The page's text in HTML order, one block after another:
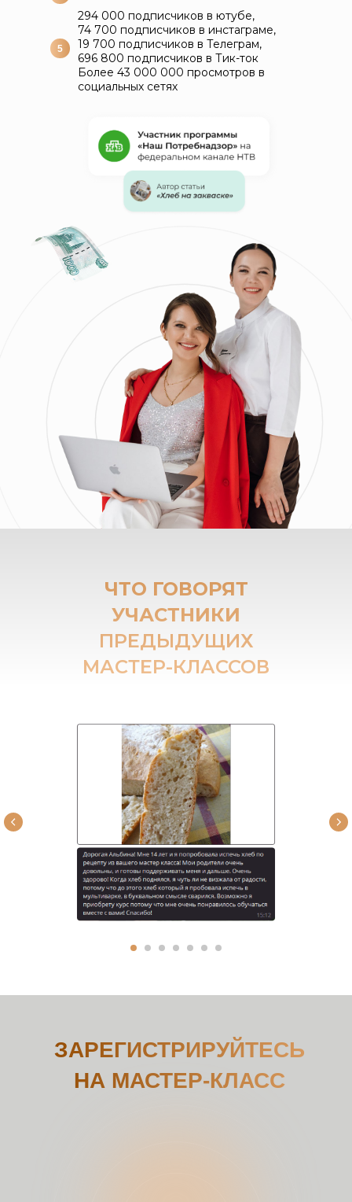
294 000 подписчиков в ютубе,
74 700 подписчиков в инстаграме,
19 700 подписчиков в Телеграм,
696 800 подписчиков в Тик-ток
Более 43 000 000 просмотров в
социальных сетях
5
ЧТО ГОВОРЯТ
УЧАСТНИКИ
ПРЕДЫДУЩИХ
МАСТЕР-КЛАССОВ
ЗАРЕГИСТРИРУЙТЕСЬ
НА МАСТЕР-КЛАСС